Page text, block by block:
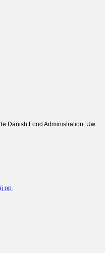
Danish Food Administration. Uw
op.